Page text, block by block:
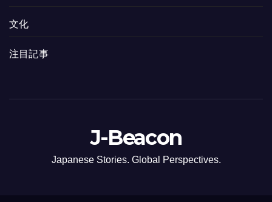
文化
注目記事
J-Beacon
Japanese Stories. Global Perspectives.